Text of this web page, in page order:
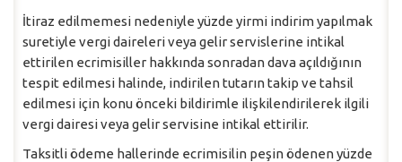
İtiraz edilmemesi nedeniyle yüzde yirmi indirim yapılmak
suretiyle vergi daireleri veya gelir servislerine intikal
ettirilen ecrimisiller hakkında sonradan dava açıldığının
tespit edilmesi halinde, indirilen tutarın takip ve tahsil
edilmesi için konu önceki bildirimle ilişkilendirilerek ilgili
vergi dairesi veya gelir servisine intikal ettirilir.
Taksitli ödeme hallerinde ecrimisilin peşin ödenen yüzde